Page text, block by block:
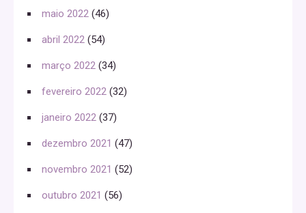
maio 2022 (46)
abril 2022 (54)
março 2022 (34)
fevereiro 2022 (32)
janeiro 2022 (37)
dezembro 2021 (47)
novembro 2021 (52)
outubro 2021 (56)